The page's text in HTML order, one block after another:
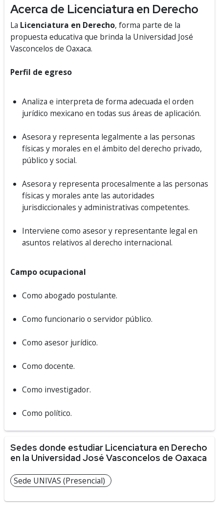
Acerca de Licenciatura en Derecho
La Licenciatura en Derecho, forma parte de la
propuesta educativa que brinda la Universidad José
Vasconcelos de Oaxaca.
Perfil de egreso
Analiza e interpreta de forma adecuada el orden
jurídico mexicano en todas sus áreas de aplicación.
Asesora y representa legalmente a las personas
físicas y morales en el ámbito del derecho privado,
público y social.
Asesora y representa procesalmente a las personas
físicas y morales ante las autoridades
jurisdiccionales y administrativas competentes.
Interviene como asesor y representante legal en
asuntos relativos al derecho internacional.
Campo ocupacional
Como abogado postulante.
Como funcionario o servidor público.
Como asesor jurídico.
Como docente.
Como investigador.
Como político.
Sedes donde estudiar Licenciatura en Derecho
en la Universidad José Vasconcelos de Oaxaca
Sede UNIVAS (Presencial)